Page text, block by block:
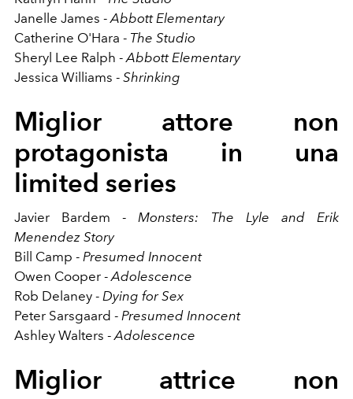
Janelle James - Abbott Elementary
Catherine O'Hara - The Studio
Sheryl Lee Ralph - Abbott Elementary
Jessica Williams - Shrinking
Miglior attore non
protagonista in una
limited series
Javier Bardem - Monsters: The Lyle and Erik
Menendez Story
Bill Camp - Presumed Innocent
Owen Cooper - Adolescence
Rob Delaney - Dying for Sex
Peter Sarsgaard - Presumed Innocent
Ashley Walters - Adolescence
Miglior attrice non